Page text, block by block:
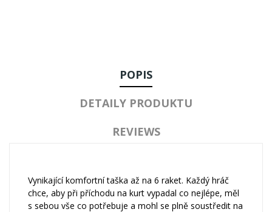
POPIS
DETAILY PRODUKTU
REVIEWS
Vynikající komfortní taška až na 6 raket. Každý hráč
chce, aby při příchodu na kurt vypadal co nejlépe, měl
s sebou vše co potřebuje a mohl se plně soustředit na